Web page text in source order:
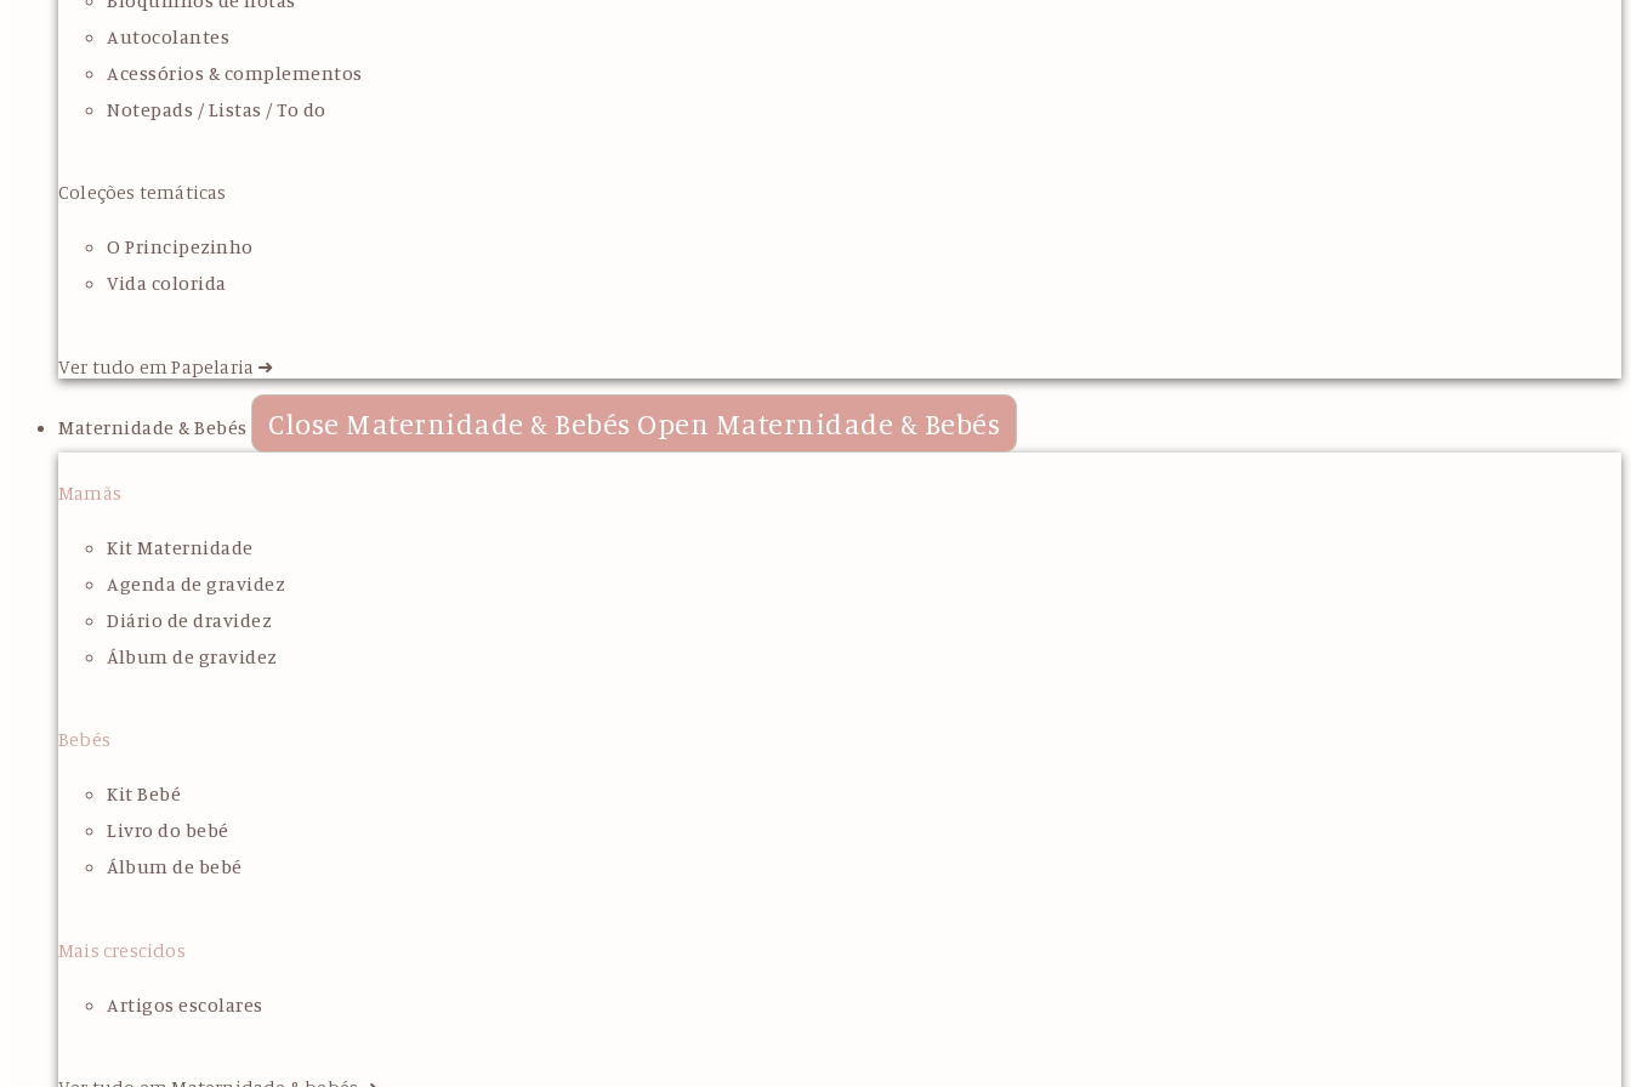
Autocolantes
Acessórios & complementos
Notepads / Listas / To do
Coleções temáticas
O Principezinho
Vida colorida
Ver tudo em Papelaria ➜
Maternidade & Bebés Close Maternidade & Bebés Open Maternidade & Bebés
Mamãs
Kit Maternidade
Agenda de gravidez
Diário de dravidez
Álbum de gravidez
Bebés
Kit Bebé
Livro do bebé
Álbum de bebé
Mais crescidos
Artigos escolares